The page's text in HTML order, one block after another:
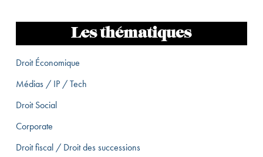
Les thématiques
Droit Économique
Médias / IP / Tech
Droit Social
Corporate
Droit fiscal / Droit des successions